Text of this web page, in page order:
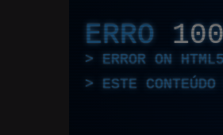
ERRO 100
ERROR ON
ESTE